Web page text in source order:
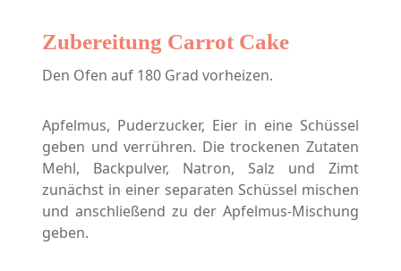
Zubereitung Carrot Cake
Den Ofen auf 180 Grad vorheizen.
Apfelmus, Puderzucker, Eier in eine Schüssel
geben und verrühren. Die trockenen Zutaten
Mehl, Backpulver, Natron, Salz und Zimt
zunächst in einer separaten Schüssel mischen
und anschließend zu der Apfelmus-Mischung
geben.